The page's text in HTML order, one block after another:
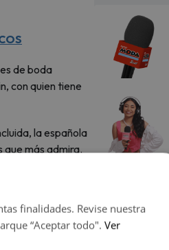
de boda
con quien tiene
la española
que más admira.
la música que
urbano al
los datos más
finalidades. Revise nuestra
“Aceptar todo". Ver